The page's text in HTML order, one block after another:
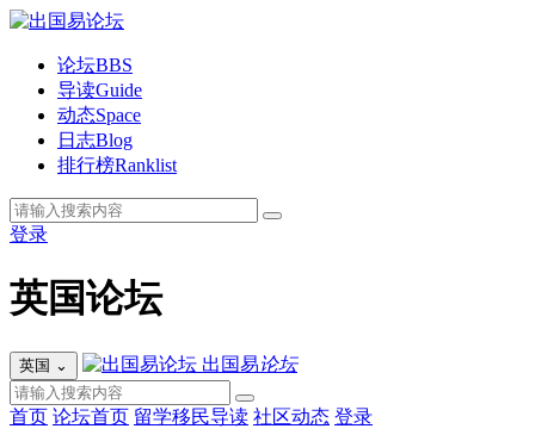
论坛BBS
导读Guide
动态Space
日志Blog
排行榜Ranklist
登录
英国论坛
英国 ⌄ 出国易论坛
首页 论坛首页 留学移民导读 社区动态 登录